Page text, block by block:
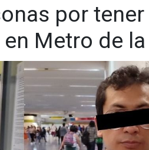
por tener
Metro de la